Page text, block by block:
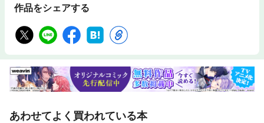
作品をシェアする
あわせてよく買われている本